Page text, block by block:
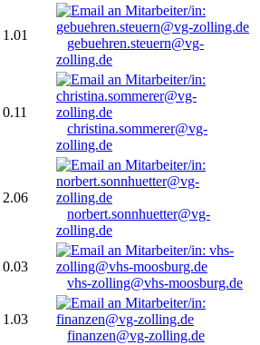
1.01
gebuehren.steuern@vg-
zolling.de
0.11
christina.sommerer@vg-
zolling.de
2.06
norbert.sonnhuetter@vg-
zolling.de
0.03
vhs-zolling@vhs-moosburg.de
1.03
finanzen@vg-zolling.de